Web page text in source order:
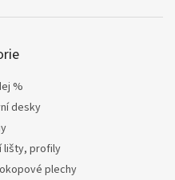
%
desky
lišty, profily
plechy